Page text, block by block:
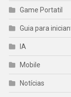
Game Portatil
Guia para
IA
Mobile
Notícias